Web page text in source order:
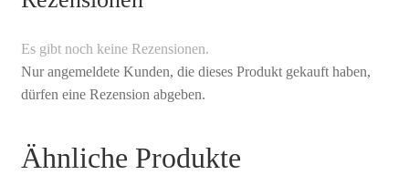
Es gibt noch keine Rezensionen.
Nur angemeldete Kunden, die dieses Produkt gekauft haben,
dürfen eine Rezension abgeben.
Ähnliche Produkte